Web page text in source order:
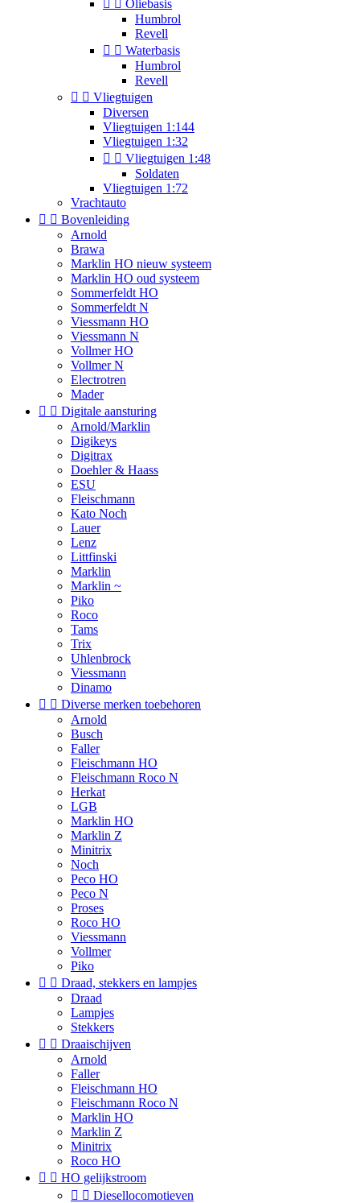
Oliebasis
Humbrol
Revell
  Waterbasis
Humbrol
Revell
  Vliegtuigen
Diversen
Vliegtuigen 1:144
Vliegtuigen 1:32
  Vliegtuigen 1:48
Soldaten
Vliegtuigen 1:72
Vrachtauto
  Bovenleiding
Arnold
Brawa
Marklin HO nieuw systeem
Marklin HO oud systeem
Sommerfeldt HO
Sommerfeldt N
Viessmann HO
Viessmann N
Vollmer HO
Vollmer N
Electrotren
Mader
  Digitale aansturing
Arnold/Marklin
Digikeys
Digitrax
Doehler & Haass
ESU
Fleischmann
Kato Noch
Lauer
Lenz
Littfinski
Marklin
Marklin ~
Piko
Roco
Tams
Trix
Uhlenbrock
Viessmann
Dinamo
  Diverse merken toebehoren
Arnold
Busch
Faller
Fleischmann HO
Fleischmann Roco N
Herkat
LGB
Marklin HO
Marklin Z
Minitrix
Noch
Peco HO
Peco N
Proses
Roco HO
Viessmann
Vollmer
Piko
  Draad, stekkers en lampjes
Draad
Lampjes
Stekkers
  Draaischijven
Arnold
Faller
Fleischmann HO
Fleischmann Roco N
Marklin HO
Marklin Z
Minitrix
Roco HO
  HO gelijkstroom
  Diesellocomotieven